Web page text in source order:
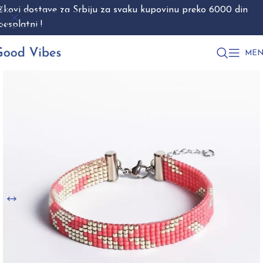
Skip to navigation
Skip to main content
dostave za Srbiju za svaku kupovinu preko 6000 din
!